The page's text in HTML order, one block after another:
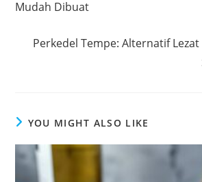
Mudah Dibuat
Perkedel Tempe: Alternatif
YOU MIGHT ALSO LIKE